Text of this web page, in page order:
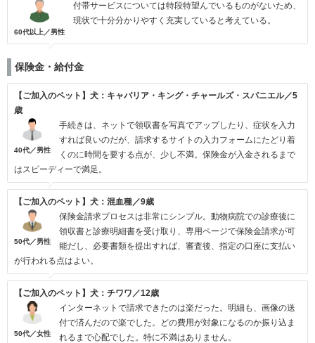
60代以上／男性
付帯サービスについては特段特望んでいるものがないため、
現状で十分分かりやすく充実していると考えている。
保険金・給付金
【ご加入のペット】犬：キャバリア・キング・チャールズ・スパニエル／5
歳
40代／男性
手続きは、ネットで領収書を写真でアップしたり、症状を入力
すれば良いのだが、請求するサイトの入力フォームにたどり着
くのに時間を要する点が、少し不満。保険金が入金されるまで
はスピーディーで満足。
【ご加入のペット】犬：混血種／9歳
50代／男性
保険金請求プロセスは非常にシンプル。動物病院での診療後に
領収書と診療明細書を受け取り、専用ページで保険金請求が可
能だし、必要書類を提出すれば、審査後、指定の口座に支払い
が行われる点はよい。
【ご加入のペット】犬：チワワ／12歳
50代／女性
インターネットで請求できたのは楽だった。明細も、画像の送
付で済んだので楽でした。どの費用が対象になるのか振り込ま
れるまで心配でした。特に不満はありません。